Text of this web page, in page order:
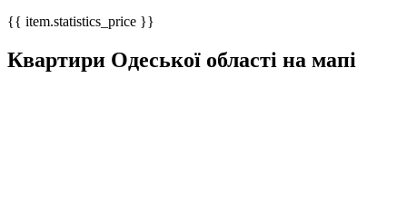
{{ item.statistics_price }}
Квартири Одеської області на мапі